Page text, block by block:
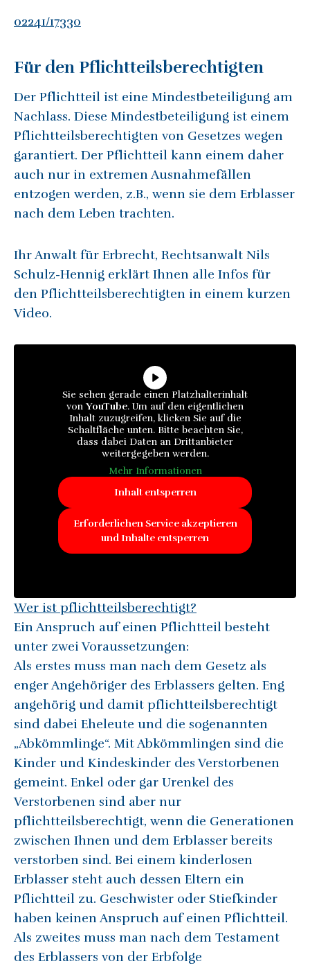
02241/17330
Für den Pflichtteilsberechtigten
Der Pflichtteil ist eine Mindestbeteiligung am
Nachlass. Diese Mindestbeteiligung ist einem
Pflichtteilsberechtigten von Gesetzes wegen
garantiert. Der Pflichtteil kann einem daher
auch nur in extremen Ausnahmefällen
entzogen werden, z.B., wenn sie dem Erblasser
nach dem Leben trachten.
Ihr Anwalt für Erbrecht, Rechtsanwalt Nils
Schulz-Hennig erklärt Ihnen alle Infos für
den Pflichtteilsberechtigten in einem kurzen
Video.
Sie sehen gerade einen Platzhalterinhalt
von YouTube. Um auf den eigentlichen
Inhalt zuzugreifen, klicken Sie auf die
Schaltfläche unten. Bitte beachten Sie,
dass dabei Daten an Drittanbieter
weitergegeben werden.
Mehr Informationen
Inhalt entsperren
Erforderlichen Service akzeptieren
und Inhalte entsperren
Wer ist pflichtteilsberechtigt?
Ein Anspruch auf einen Pflichtteil besteht
unter zwei Voraussetzungen:
Als erstes muss man nach dem Gesetz als
enger Angehöriger des Erblassers gelten. Eng
angehörig und damit pflichtteilsberechtigt
sind dabei Eheleute und die sogenannten
„Abkömmlinge“. Mit Abkömmlingen sind die
Kinder und Kindeskinder des Verstorbenen
gemeint. Enkel oder gar Urenkel des
Verstorbenen sind aber nur
pflichtteilsberechtigt, wenn die Generationen
zwischen Ihnen und dem Erblasser bereits
verstorben sind. Bei einem kinderlosen
Erblasser steht auch dessen Eltern ein
Pflichtteil zu. Geschwister oder Stiefkinder
haben keinen Anspruch auf einen Pflichtteil.
Als zweites muss man nach dem Testament
des Erblassers von der Erbfolge